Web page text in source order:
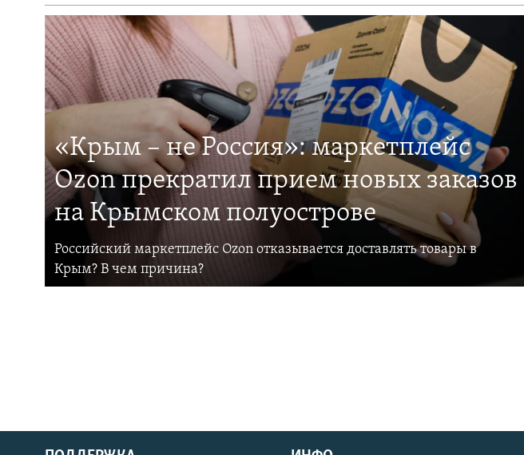
«Крым – не Россия»: маркетплейс
Ozon прекратил прием новых заказов
на Крымском полуострове
Российский маркетплейс Ozon отказывается доставлять товары в
Крым? В чем причина?